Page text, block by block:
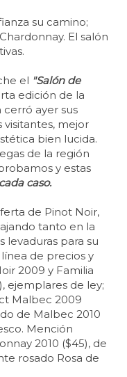
su camino;
El salón
el "Salón de
edición de la
ayer sus
visitantes, mejor
bien lucida.
de la región
y estas
caso.
de Pinot Noir,
tanto en la
levaduras para su
de precios y
2009 y Familia
ejemplares de ley;
Malbec 2009
de Malbec 2010
Mención
2010 ($45), de
rosado Rosa de